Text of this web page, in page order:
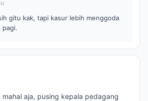
gitu kak, tapi kasur lebih menggoda
pagi.
mahal aja, pusing kepala pedagang